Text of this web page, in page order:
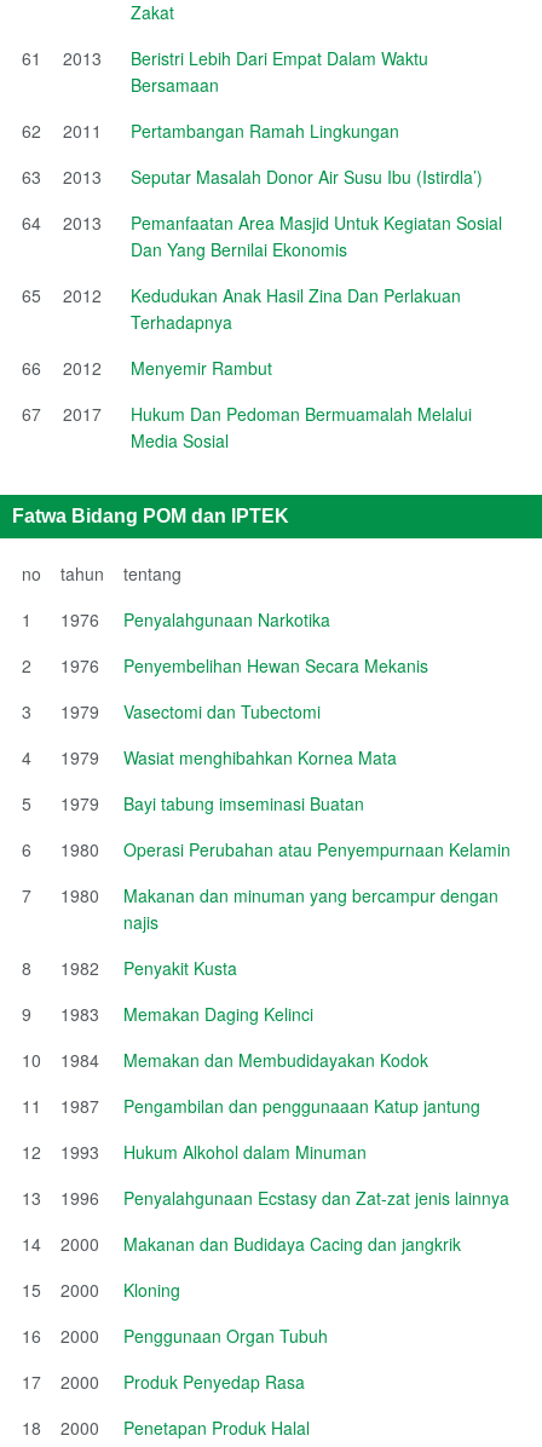
Zakat
61
2013
Beristri Lebih Dari Empat Dalam Waktu
Bersamaan
62
2011
Pertambangan Ramah Lingkungan
63
2013
Seputar Masalah Donor Air Susu Ibu (Istirdla’)
64
2013
Pemanfaatan Area Masjid Untuk Kegiatan Sosial
Dan Yang Bernilai Ekonomis
65
2012
Kedudukan Anak Hasil Zina Dan Perlakuan
Terhadapnya
66
2012
Menyemir Rambut
67
2017
Hukum Dan Pedoman Bermuamalah Melalui
Media Sosial
Fatwa Bidang POM dan IPTEK
no tahun
tentang
1
1976
Penyalahgunaan Narkotika
2
1976
Penyembelihan Hewan Secara Mekanis
3
1979
Vasectomi dan Tubectomi
4
1979
Wasiat menghibahkan Kornea Mata
5
1979
Bayi tabung imseminasi Buatan
6
1980
Operasi Perubahan atau Penyempurnaan Kelamin
7
1980
Makanan dan minuman yang bercampur dengan
najis
8
1982
Penyakit Kusta
9
1983
Memakan Daging Kelinci
10
1984
Memakan dan Membudidayakan Kodok
11
1987
Pengambilan dan penggunaaan Katup jantung
12
1993
Hukum Alkohol dalam Minuman
13
1996
Penyalahgunaan Ecstasy dan Zat-zat jenis lainnya
14
2000
Makanan dan Budidaya Cacing dan jangkrik
15
2000
Kloning
16
2000
Penggunaan Organ Tubuh
17
2000
Produk Penyedap Rasa
18
2000
Penetapan Produk Halal